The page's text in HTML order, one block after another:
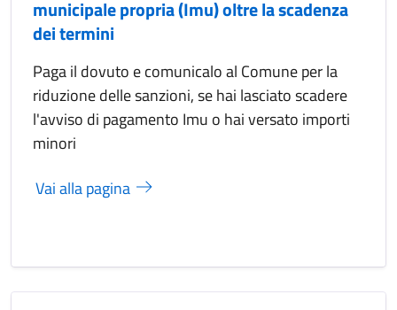
municipale propria (Imu) oltre la scadenza
dei termini
Paga il dovuto e comunicalo al Comune per la
riduzione delle sanzioni, se hai lasciato scadere
l'avviso di pagamento Imu o hai versato importi
minori
Vai alla pagina